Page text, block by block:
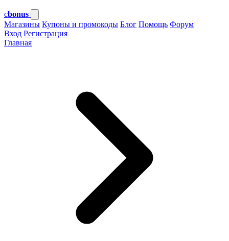
cbonus
Магазины Купоны и промокоды Блог Помощь Форум
Вход Регистрация
Главная